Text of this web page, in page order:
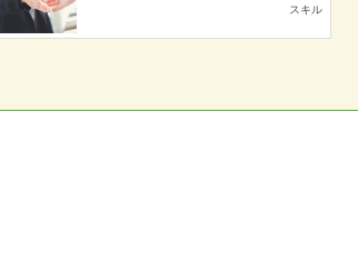
スキル